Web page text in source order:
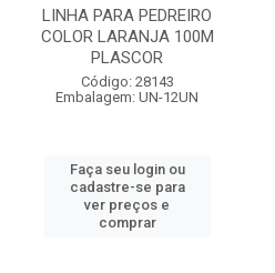
LINHA PARA PEDREIRO
COLOR LARANJA 100M
PLASCOR
Código: 28143
Embalagem: UN-12UN
Faça seu login ou
cadastre-se para
ver preços e
comprar